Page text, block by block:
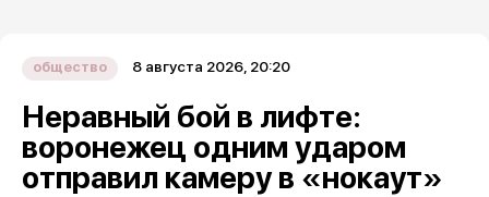
общество 8 августа 2026, 20:20
Неравный бой в лифте:
воронежец одним ударом
отправил камеру в «нокаут»